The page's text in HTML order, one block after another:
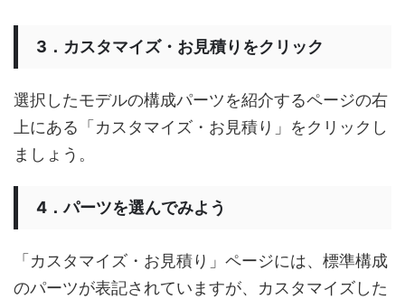
3．カスタマイズ・お見積りをクリック
選択したモデルの構成パーツを紹介するページの右
上にある「カスタマイズ・お見積り」をクリックし
ましょう。
4．パーツを選んでみよう
「カスタマイズ・お見積り」ページには、標準構成
のパーツが表記されていますが、カスタマイズした